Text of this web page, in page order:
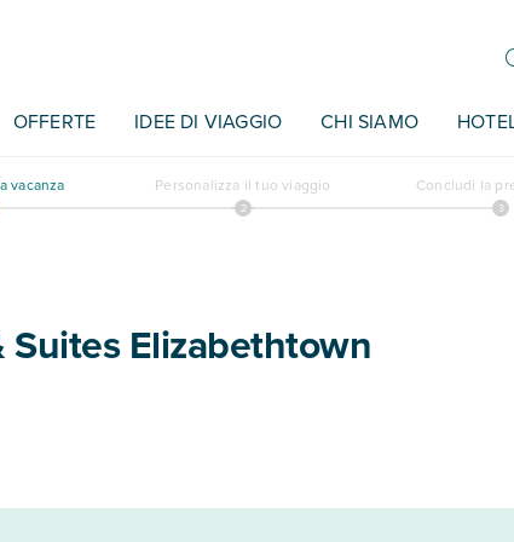
OFFERTE IDEE DI VIAGGIO CHI SIAMO
vacanza Personalizza il tuo viaggio Concludi la
Elizabethtown